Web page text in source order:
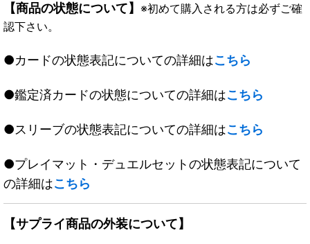
【商品の状態について】 ※初めて購入される方は必ずご確
認下さい。
●カードの状態表記についての詳細はこちら
●鑑定済カードの状態についての詳細はこちら
●スリーブの状態表記についての詳細はこちら
●プレイマット・デュエルセットの状態表記について
の詳細はこちら
【サプライ商品の外装について】